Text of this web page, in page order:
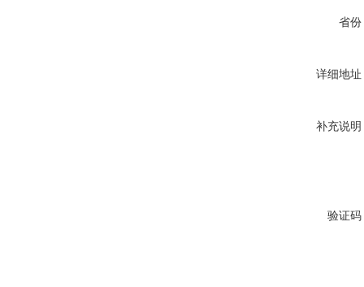
省份
详细地址
补充说明
验证码